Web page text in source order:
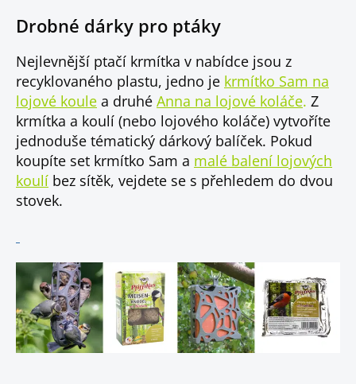
Drobné dárky pro ptáky
Nejlevnější ptačí krmítka v nabídce jsou z
recyklovaného plastu, jedno je krmítko Sam na
lojové koule a druhé Anna na lojové koláče. Z
krmítka a koulí (nebo lojového koláče) vytvoříte
jednoduše tématický dárkový balíček. Pokud
koupíte set krmítko Sam a malé balení lojových
koulí bez sítěk, vejdete se s přehledem do dvou
stovek.